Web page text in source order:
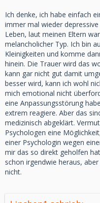
Ich denke, ich habe einfach
immer mal wieder
Leben, laut meinen Eltern
melancholicher Typ. Ich bin
Kleinigkeiten und komme
hinein. Die Trauer wird das
kann gar nicht gut damit
besser wird, kann ich wohl
mich emotional nicht
eine Anpassungsstörung
extrem reagiere. Aber das
medizinisch abgeklärt.
Psychologen eine
einer Psychologin wegen
mir das so direkt geholfen
schon irgendwie heraus,
nicht.